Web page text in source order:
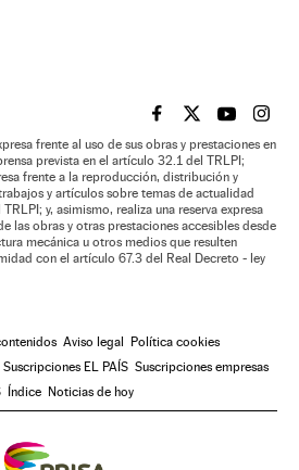
EL PAÍS BRASIL EN
EL PAÍSEL PAÍS
EL
frente al uso de sus obras y prestaciones en
prevista en el artículo 32.1 del TRLPI;
frente a la reproducción, distribución y
y artículos sobre temas de actualidad
y, asimismo, realiza una reserva expresa
las obras y otras prestaciones accesibles desde
mecánica u otros medios que resulten
con el artículo 67.3 del Real Decreto - ley
Aviso legal
Política cookies
Suscripciones EL PAÍS Suscripciones empresas
Índice Noticias de hoy